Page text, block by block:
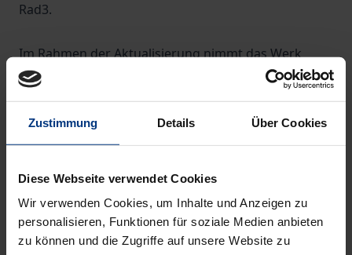
Zustimmung Details Über Cookies
Diese Webseite verwendet Cookies
Wir verwenden Cookies, um Inhalte und Anzeigen zu
personalisieren, Funktionen für soziale Medien anbieten
zu können und die Zugriffe auf unsere Website zu
Rad3.
Im Rahmen der Aktualisierung nimmt das Werk
neue Fahrverbotstatbestände auf, z.B. solche, die bei
Gefährdungen im Abbiegeverkehr festgesetzt
werden sollen. Das umfassende Kompendium des
Bußgeldverfahrens stellt sämtliche
systematischen Zusammenhang des
Ordnungswidrigkeitenverfahrens dar, von der
Bußgeldstelle bis zur Rechtsbeschwerde.